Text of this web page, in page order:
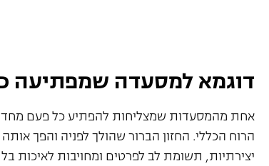
דוגמא למסעדה שמפתיעה
אחת מהמסעדות שמצליחות להפתיע כל פעם
הרוח הכללי. החזון הברור שהולך לפניה והפך
יצירתיות, תשומת לב לפרטים ומחויבות לאיכות